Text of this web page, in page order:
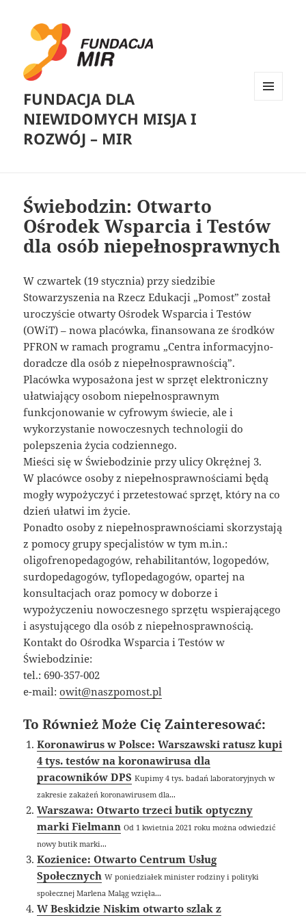
FUNDACJA DLA
NIEWIDOMYCH MISJA I
ROZWÓJ – MIR
Świebodzin: Otwarto
Ośrodek Wsparcia i Testów
dla osób niepełnosprawnych
W czwartek (19 stycznia) przy siedzibie
Stowarzyszenia na Rzecz Edukacji „Pomost” został
uroczyście otwarty Ośrodek Wsparcia i Testów
(OWiT) – nowa placówka, finansowana ze środków
PFRON w ramach programu „Centra informacyjno-
doradcze dla osób z niepełnosprawnością”.
Placówka wyposażona jest w sprzęt elektroniczny
ułatwiający osobom niepełnosprawnym
funkcjonowanie w cyfrowym świecie, ale i
wykorzystanie nowoczesnych technologii do
polepszenia życia codziennego.
Mieści się w Świebodzinie przy ulicy Okrężnej 3.
W placówce osoby z niepełnosprawnościami będą
mogły wypożyczyć i przetestować sprzęt, który na co
dzień ułatwi im życie.
Ponadto osoby z niepełnosprawnościami skorzystają
z pomocy grupy specjalistów w tym m.in.:
oligofrenopedagogów, rehabilitantów, logopedów,
surdopedagogów, tyflopedagogów, opartej na
konsultacjach oraz pomocy w doborze i
wypożyczeniu nowoczesnego sprzętu wspierającego
i asystującego dla osób z niepełnosprawnością.
Kontakt do Ośrodka Wsparcia i Testów w
Świebodzinie:
tel.: 690-357-002
e-mail:owit@naszpomost.pl
To Również Może Cię Zainteresować:
Koronawirus w Polsce: Warszawski ratusz kupi
4 tys. testów na koronawirusa dla
pracowników DPS Kupimy 4 tys. badań laboratoryjnych w
zakresie zakażeń koronawirusem dla...
Warszawa: Otwarto trzeci butik optyczny
marki Fielmann Od 1 kwietnia 2021 roku można odwiedzić
nowy butik marki...
Kozienice: Otwarto Centrum Usług
Społecznych W poniedziałek minister rodziny i polityki
społecznej Marlena Maląg wzięła...
W Beskidzie Niskim otwarto szlak z